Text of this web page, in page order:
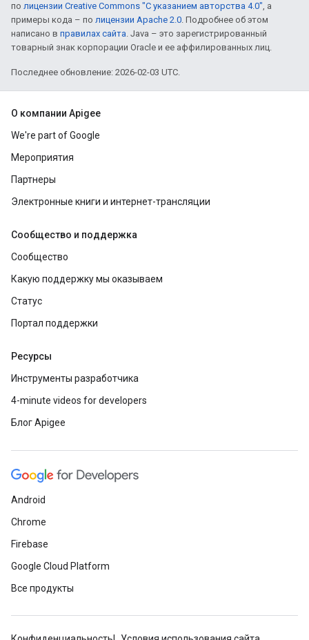
по лицензии Creative Commons "С указанием авторства 4.0", а
примеры кода – по лицензии Apache 2.0. Подробнее об этом
написано в правилах сайта. Java – это зарегистрированный
товарный знак корпорации Oracle и ее аффилированных лиц.
Последнее обновление: 2026-02-03 UTC.
О компании Apigee
We're part of Google
Мероприятия
Партнеры
Электронные книги и интернет-трансляции
Сообщество и поддержка
Сообщество
Какую поддержку мы оказываем
Статус
Портал поддержки
Ресурсы
Инструменты разработчика
4-minute videos for developers
Блог Apigee
Android
Chrome
Firebase
Google Cloud Platform
Все продукты